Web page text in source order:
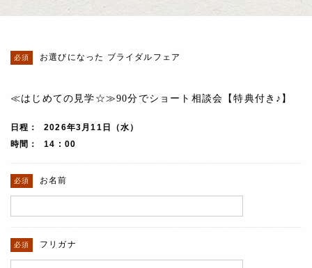
お選びになった ブライダルフェア
≪はじめての見学☆≫90分でショート相談会【特典付き♪】
日程
2026年3月11日（水）
時間
14 : 00
お名前
フリガナ